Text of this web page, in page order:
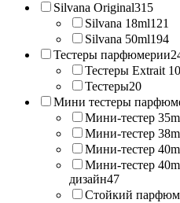
Silvana Original315
Silvana 18ml121
Silvana 50ml194
Тестеры парфюмерии
Тестеры Extrait
Тестеры20
Мини тестеры
Мини-тестер
Мини-тестер
Мини-тестер
Мини-тестер
дизайн47
Стойкий парфюм